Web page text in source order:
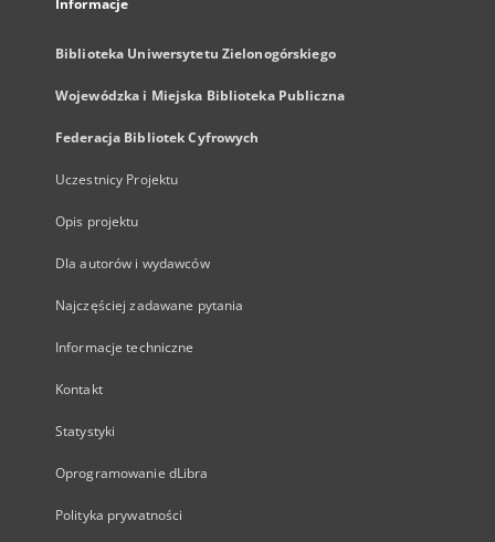
Informacje
Biblioteka Uniwersytetu Zielonogórskiego
Wojewódzka i Miejska Biblioteka Publiczna
Federacja Bibliotek Cyfrowych
Uczestnicy Projektu
Opis projektu
Dla autorów i wydawców
Najczęściej zadawane pytania
Informacje techniczne
Kontakt
Statystyki
Oprogramowanie dLibra
Polityka prywatności